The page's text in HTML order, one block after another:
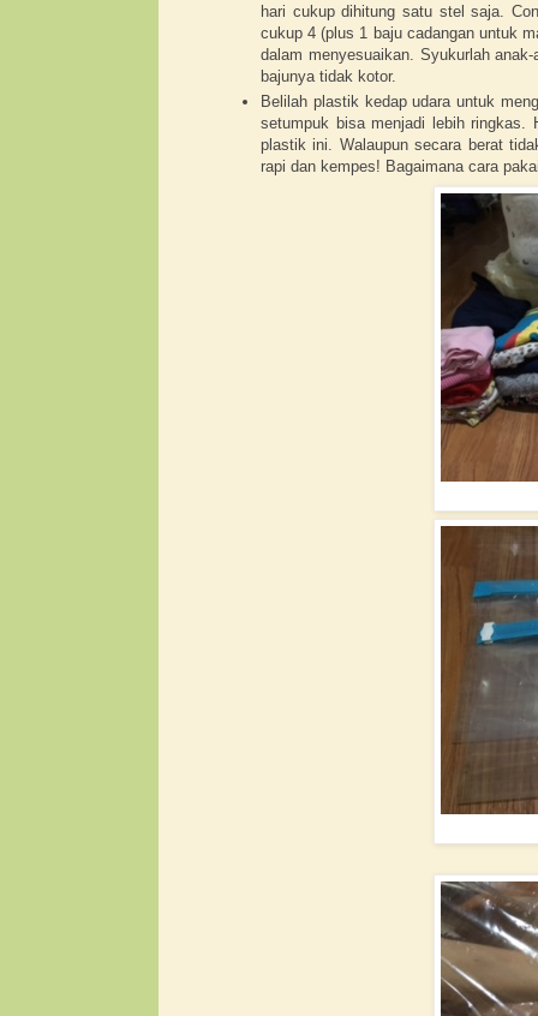
hari cukup dihitung satu stel saja.
cukup 4 (plus 1 baju cadangan untuk
dalam menyesuaikan. Syukurlah
bajunya tidak kotor.
Belilah plastik kedap udara untuk
setumpuk bisa menjadi lebih ringkas.
plastik ini. Walaupun secara berat
rapi dan kempes! Bagaimana cara